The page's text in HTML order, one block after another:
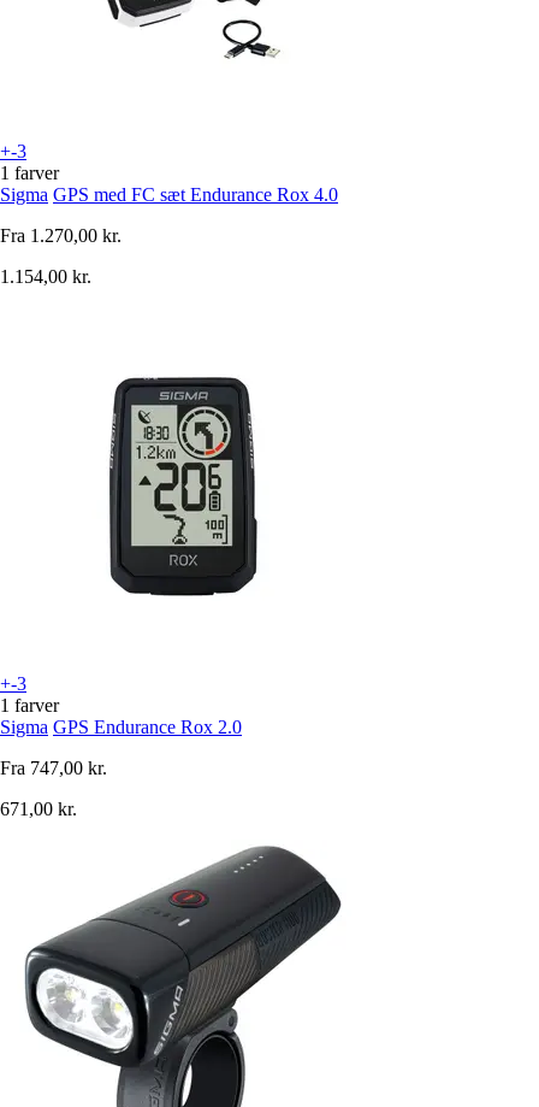
+-3
1 farver
Sigma GPS med FC sæt Endurance Rox 4.0
Fra 1.270,00 kr.
1.154,00 kr.
+-3
1 farver
Sigma GPS Endurance Rox 2.0
Fra 747,00 kr.
671,00 kr.